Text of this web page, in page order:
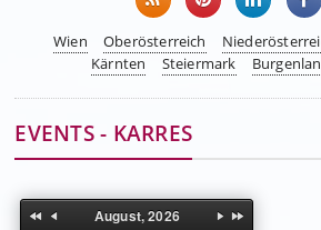
Wien Oberösterreich
Kärnten
Steiermark
EVENTS - KARRES
August, 2026